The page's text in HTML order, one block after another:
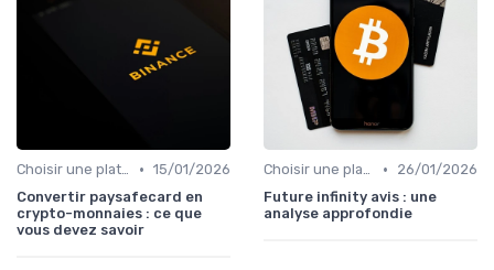
Choisir une plateforme d'échange • 15/01/2026
Convertir paysafecard en
crypto-monnaies : ce que
vous devez savoir
Choisir une plateforme d'échange •
26/01/2026
Future infinity avis : une
analyse approfondie